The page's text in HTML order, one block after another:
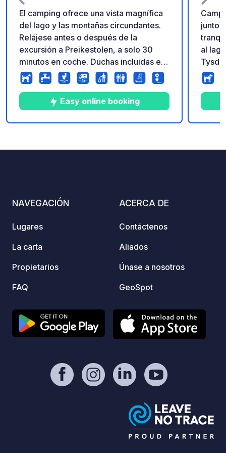
El camping ofrece una vista magnífica
del lago y las montañas circundantes.
Relájese antes o después de la
excursión a Preikestolen, a solo 30
minutos en coche. Duchas incluidas en
el precio. Internet, alquiler de kayaks,
sauna, zona de juegos, eliminación de
aguas residuales y grises, lavandería.
Easy online booking
junto
al
como
NAVEGACIÓN
Lugares
La carta
Propietarios
FAQ
ACERCA DE
Contáctenos
Aliados
Únase a nosotros
GeoSpot